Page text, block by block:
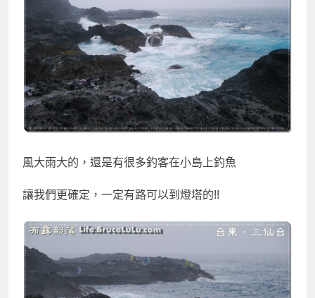
風大雨大的，還是有很多釣客在小島上釣魚
讓我們更確定，一定有路可以到燈塔的!!